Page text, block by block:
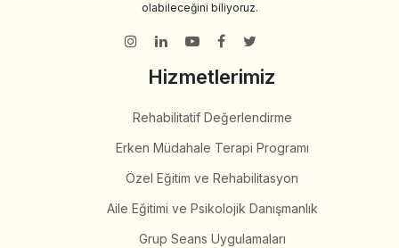
olabileceğini biliyoruz.
Hizmetlerimiz
Rehabilitatif Değerlendirme
Erken Müdahale Terapi Programı
Özel Eğitim ve Rehabilitasyon
Aile Eğitimi ve Psikolojik Danışmanlık
Grup Seans Uygulamaları